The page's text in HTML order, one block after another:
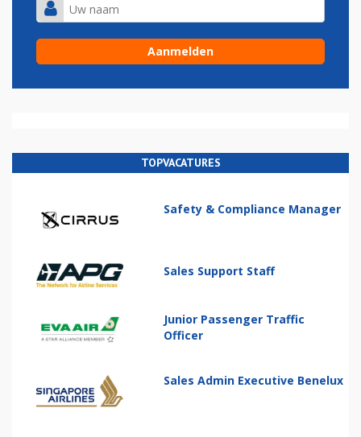
TOPVACATURES
Safety & Compliance Manager
Sales Support Staff
Junior Passenger Traffic
Officer
Sales Admin Executive Benelux